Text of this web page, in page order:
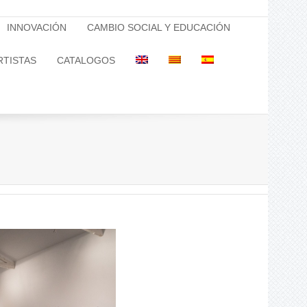
INNOVACIÓN CAMBIO SOCIAL Y EDUCACIÓN
CATALOGOS